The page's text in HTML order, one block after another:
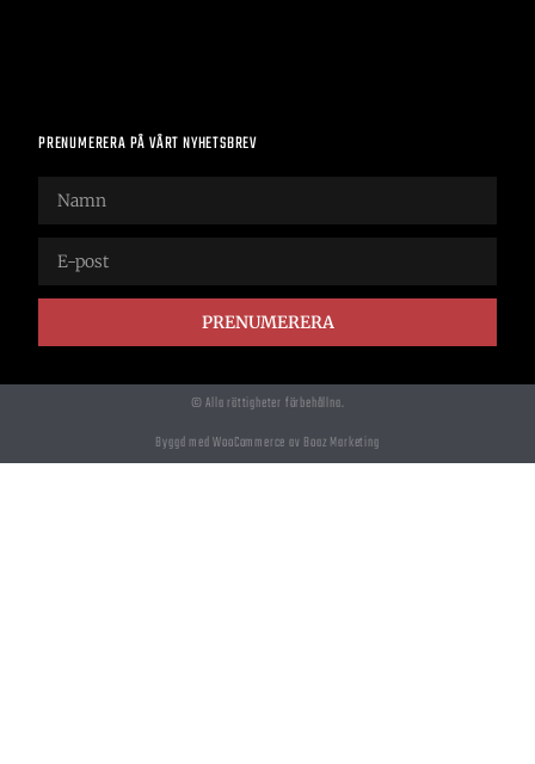
PRENUMERERA PÅ VÅRT NYHETSBREV
PRENUMERERA
© Alla rättigheter förbehållna.
Byggd med WooCommerce av Boaz Marketing